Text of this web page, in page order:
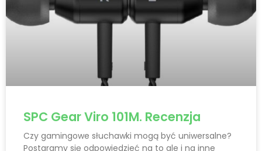
SPC Gear Viro 101M. Recenzja
Czy gamingowe słuchawki mogą być uniwersalne?
Postaramy się odpowiedzieć na to ale i na inne